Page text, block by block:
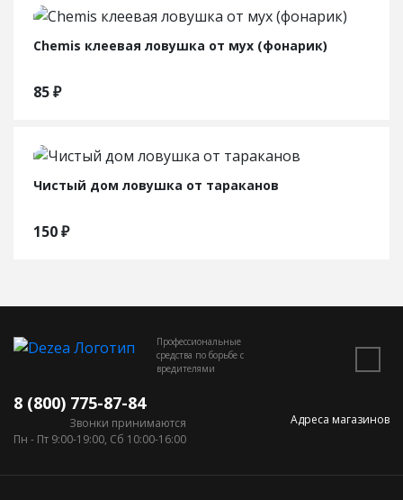
Chemis клеевая ловушка от мух (фонарик)
85₽
Чистый дом ловушка от тараканов
150₽
Профессиональные
средства по борьбе с
вредителями
Адреса магазинов
8 (800) 775-87-84
Звонки принимаются
Пн - Пт 9:00-19:00, Сб 10:00-16:00